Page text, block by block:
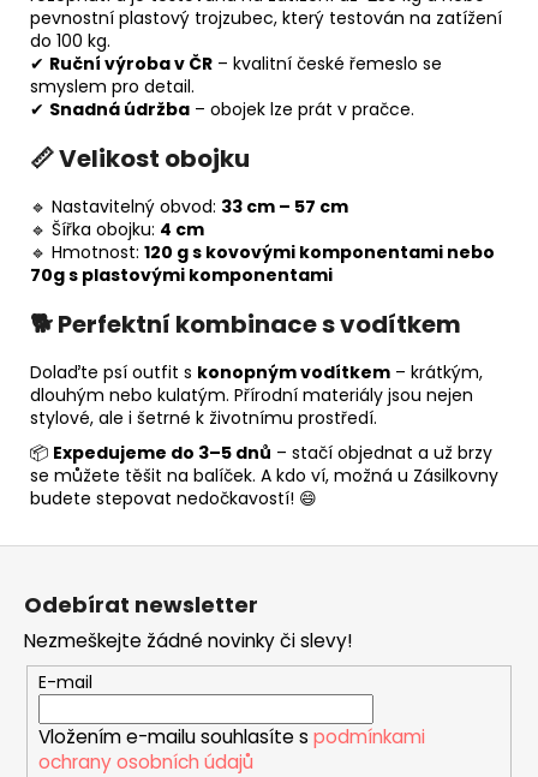
pevnostní plastový trojzubec, který testován na zatížení
do 100 kg.
✔ Ruční výroba v ČR – kvalitní české řemeslo se
smyslem pro detail.
✔ Snadná údržba – obojek lze prát v pračce.
📏 Velikost obojku
🔹 Nastavitelný obvod: 33 cm – 57 cm
🔹 Šířka obojku: 4 cm
🔹 Hmotnost: 120 g s kovovými komponentami nebo
70g s plastovými komponentami
🐕 Perfektní kombinace s vodítkem
Dolaďte psí outfit s konopným vodítkem – krátkým,
dlouhým nebo kulatým. Přírodní materiály jsou nejen
stylové, ale i šetrné k životnímu prostředí.
📦 Expedujeme do 3–5 dnů – stačí objednat a už brzy
se můžete těšit na balíček. A kdo ví, možná u Zásilkovny
budete stepovat nedočkavostí! 😄
Z
Odebírat newsletter
Nezmeškejte žádné novinky či slevy!
E-mail
Vložením e-mailu souhlasíte s podmínkami
ochrany osobních údajů